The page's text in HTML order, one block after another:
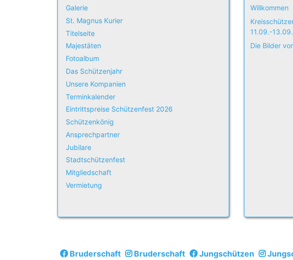
Galerie
St. Magnus Kurier
Titelseite
Majestäten
Fotoalbum
Das Schützenjahr
Unsere Kompanien
Terminkalender
Eintrittspreise Schützenfest 2026
Schützenkönig
Ansprechpartner
Jubilare
Stadtschützenfest
Mitgliedschaft
Vermietung
Willkommen
11.09.-
Die Bilder
Bruderschaft Bruderschaft Jungschützen